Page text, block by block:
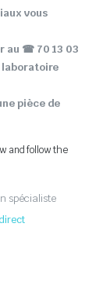
vous
au ☎ 70 13 03
laboratoire
pièce de
and follow the
spécialiste